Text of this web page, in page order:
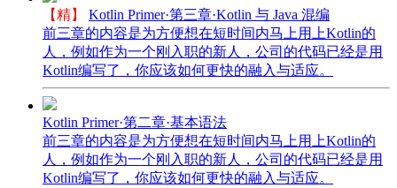
【精】
Kotlin Primer·第三章·Kotlin 与 Java 混编
前三章的内容是为方便想在短时间内马上用上Kotlin的
人，例如作为一个刚入职的新人，公司的代码已经是用
Kotlin编写了，你应该如何更快的融入与适应。
Kotlin Primer·第二章·基本语法
前三章的内容是为方便想在短时间内马上用上Kotlin的
人，例如作为一个刚入职的新人，公司的代码已经是用
Kotlin编写了，你应该如何更快的融入与适应。